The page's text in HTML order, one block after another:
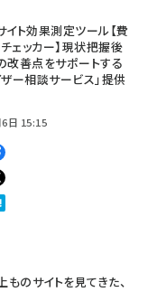
イト効果測定ツール【費
ェッカー】現状把握後
改善点をサポートする
ザー相談サービス」提供
日 15:15
のサイトを見てきた、